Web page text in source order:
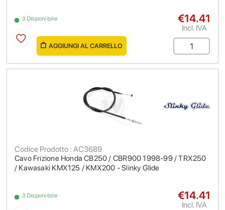
3 Disponibile €14.41
Incl. IVA
AGGIUNGI AL CARRELLO
Cavo Frizione Honda CB250 / CBR900 1998-99 / TRX250
/ Kawasaki KMX125 / KMX200 - Slinky Glide
Codice Prodotto : AC3689
3 Disponibile €14.41
Incl. IVA